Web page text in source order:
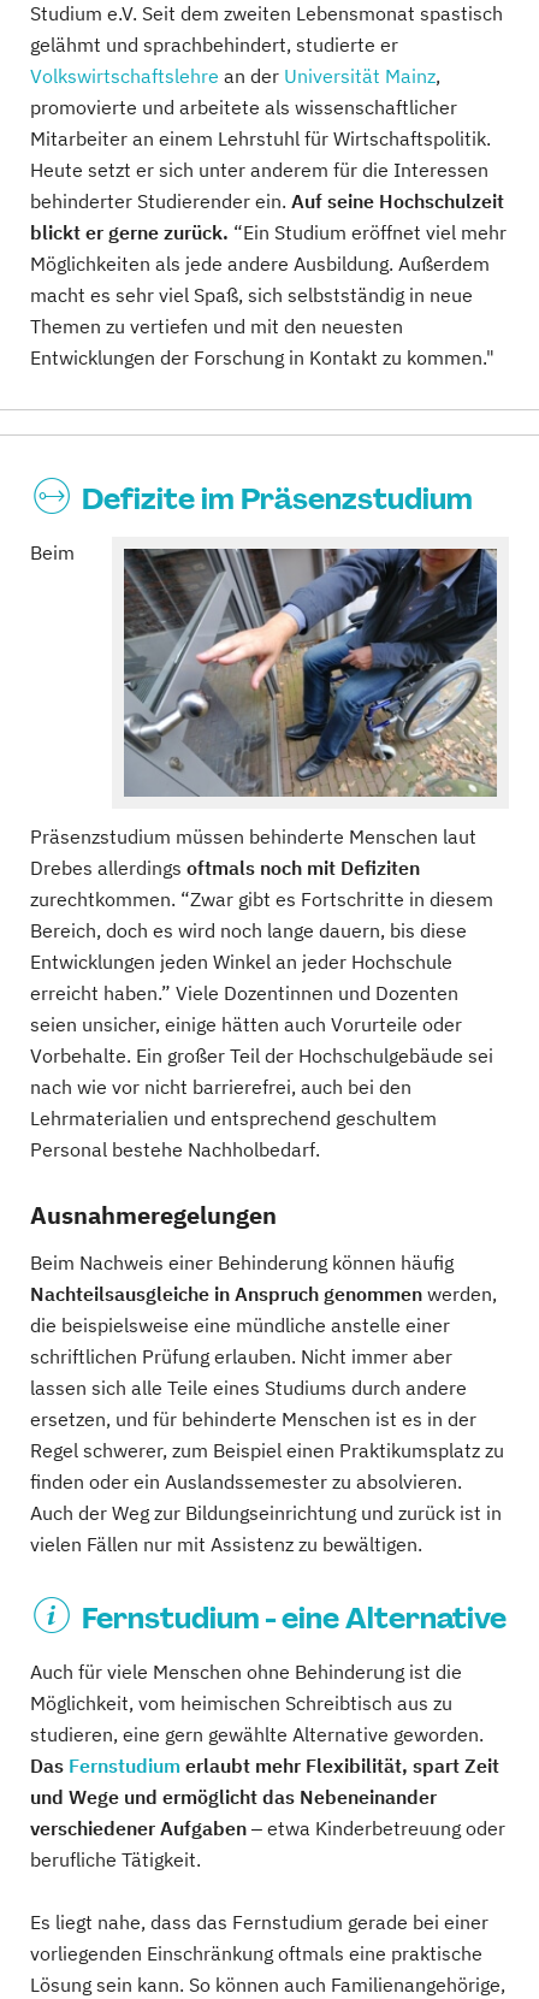
Studium e.V. Seit dem zweiten Lebensmonat spastisch
gelähmt und sprachbehindert, studierte er
Volkswirtschaftslehre an der Universität Mainz,
promovierte und arbeitete als wissenschaftlicher
Mitarbeiter an einem Lehrstuhl für Wirtschaftspolitik.
Heute setzt er sich unter anderem für die Interessen
behinderter Studierender ein. Auf seine Hochschulzeit
blickt er gerne zurück. “Ein Studium eröffnet viel mehr
Möglichkeiten als jede andere Ausbildung. Außerdem
macht es sehr viel Spaß, sich selbstständig in neue
Themen zu vertiefen und mit den neuesten
Entwicklungen der Forschung in Kontakt zu kommen."
Defizite im Präsenzstudium
Beim
Präsenzstudium müssen behinderte Menschen laut
Drebes allerdings oftmals noch mit Defiziten
zurechtkommen. “Zwar gibt es Fortschritte in diesem
Bereich, doch es wird noch lange dauern, bis diese
Entwicklungen jeden Winkel an jeder Hochschule
erreicht haben.” Viele Dozentinnen und Dozenten
seien unsicher, einige hätten auch Vorurteile oder
Vorbehalte. Ein großer Teil der Hochschulgebäude sei
nach wie vor nicht barrierefrei, auch bei den
Lehrmaterialien und entsprechend geschultem
Personal bestehe Nachholbedarf.
Ausnahmeregelungen
Beim Nachweis einer Behinderung können häufig
Nachteilsausgleiche in Anspruch genommen werden,
die beispielsweise eine mündliche anstelle einer
schriftlichen Prüfung erlauben. Nicht immer aber
lassen sich alle Teile eines Studiums durch andere
ersetzen, und für behinderte Menschen ist es in der
Regel schwerer, zum Beispiel einen Praktikumsplatz zu
finden oder ein Auslandssemester zu absolvieren.
Auch der Weg zur Bildungseinrichtung und zurück ist in
vielen Fällen nur mit Assistenz zu bewältigen.
Fernstudium - eine Alternative
Auch für viele Menschen ohne Behinderung ist die
Möglichkeit, vom heimischen Schreibtisch aus zu
studieren, eine gern gewählte Alternative geworden.
Das Fernstudium erlaubt mehr Flexibilität, spart Zeit
und Wege und ermöglicht das Nebeneinander
verschiedener Aufgaben ‒ etwa Kinderbetreuung oder
berufliche Tätigkeit.
Es liegt nahe, dass das Fernstudium gerade bei einer
vorliegenden Einschränkung oftmals eine praktische
Lösung sein kann. So können auch Familienangehörige,